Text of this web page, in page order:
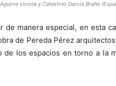
Urcola y Celestino García Braña
manera especial, en esta
de Pereda Pérez
los espacios en torno a la